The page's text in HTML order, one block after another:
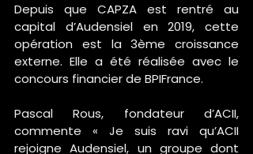
Depuis que CAPZA est rentré au
capital d’Audensiel en 2019, cette
opération est la 3ème croissance
externe. Elle a été réalisée avec le
concours financier de BPIFrance.
Pascal Rous, fondateur d’ACII,
commente « Je suis ravi qu’ACII
rejoigne Audensiel, un groupe dont